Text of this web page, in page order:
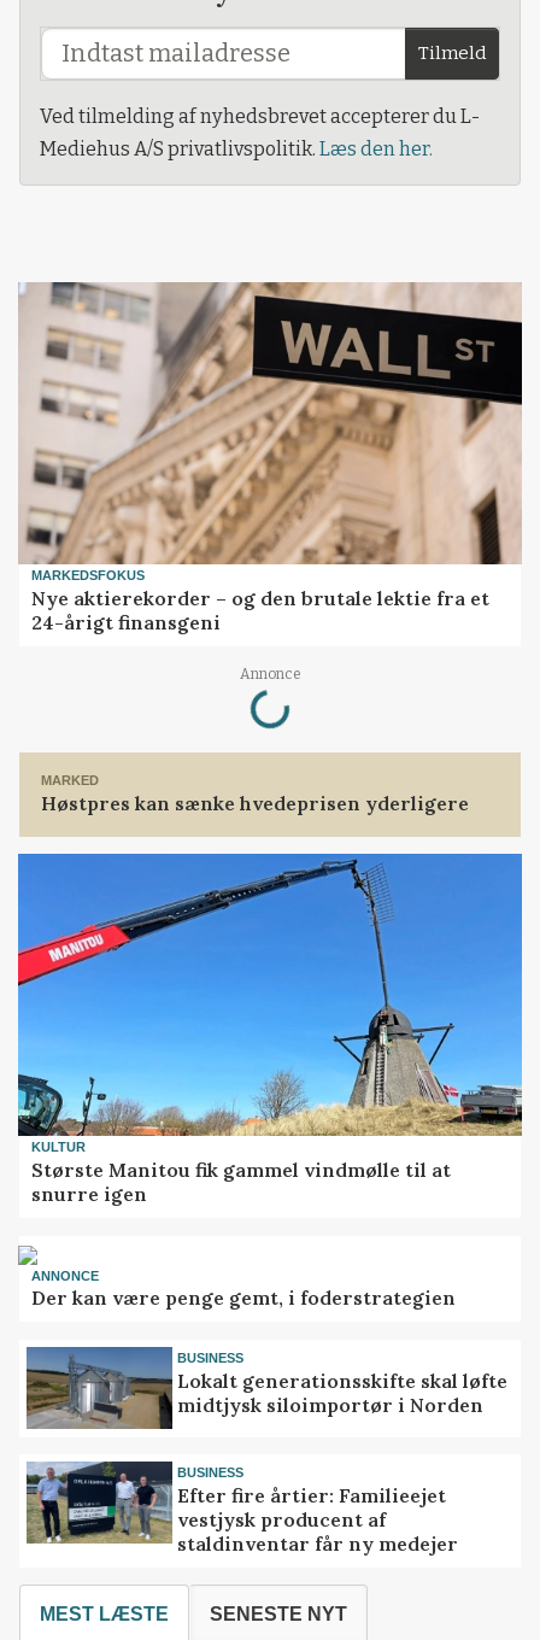
Tilmeld
Ved tilmelding af nyhedsbrevet accepterer du L-
Mediehus A/S privatlivspolitik. Læs den her.
MARKEDSFOKUS
Nye aktierekorder – og den brutale lektie fra et
24-årigt finansgeni
Annonce
Loading...
MARKED
Høstpres kan sænke hvedeprisen yderligere
KULTUR
Største Manitou fik gammel vindmølle til at
snurre igen
ANNONCE
Der kan være penge gemt, i foderstrategien
BUSINESS
Lokalt generationsskifte skal løfte
midtjysk siloimportør i Norden
BUSINESS
Efter fire årtier: Familieejet
vestjysk producent af
staldinventar får ny medejer
MEST LÆSTE SENESTE NYT